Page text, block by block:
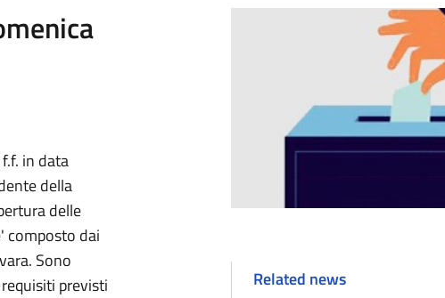
in data
della
delle
composto dai
Sono
previsti
Related news